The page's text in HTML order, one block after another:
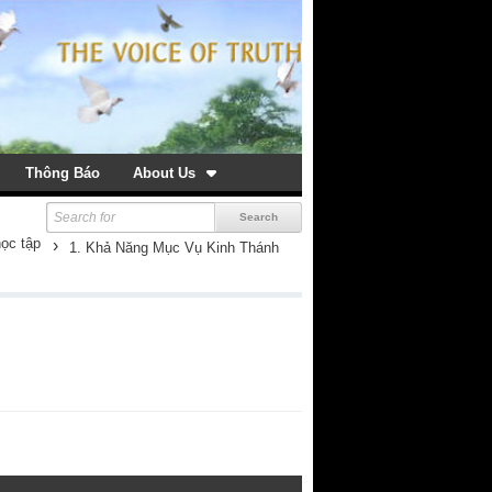
Thông Báo About Us
tập › 1. Khả Năng Mục Vụ Kinh Thánh